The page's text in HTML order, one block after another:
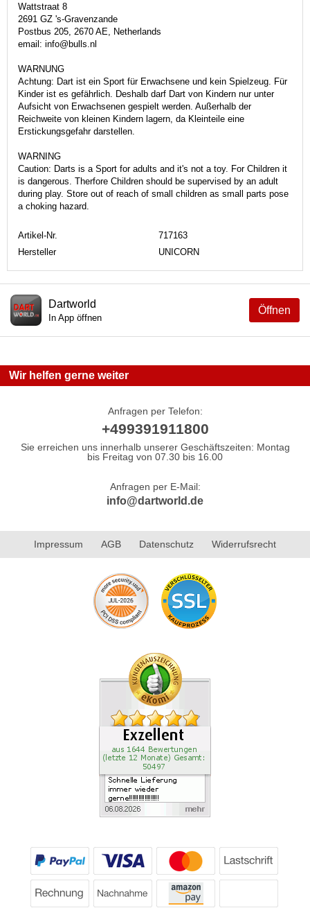
Wattstraat 8
2691 GZ 's-Gravenzande
Postbus 205, 2670 AE, Netherlands
email: info@bulls.nl
WARNUNG
Achtung: Dart ist ein Sport für Erwachsene und kein Spielzeug. Für
Kinder ist es gefährlich. Deshalb darf Dart von Kindern nur unter
Aufsicht von Erwachsenen gespielt werden. Außerhalb der
Reichweite von kleinen Kindern lagern, da Kleinteile eine
Erstickungsgefahr darstellen.
WARNING
Caution: Darts is a Sport for adults and it's not a toy. For Children it
is dangerous. Therfore Children should be supervised by an adult
during play. Store out of reach of small children as small parts pose
a choking hazard.
Artikel-Nr.
717163
Hersteller
UNICORN
Öffnen
Dartworld
In App öffnen
Wir helfen gerne weiter
Anfragen per Telefon:
+499391911800
Sie erreichen uns innerhalb unserer Geschäftszeiten: Montag
bis Freitag von 07.30 bis 16.00
Anfragen per E-Mail:
info@dartworld.de
Impressum AGB Datenschutz Widerrufsrecht